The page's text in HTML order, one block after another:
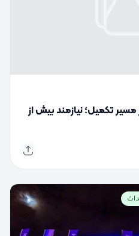
تکمیل؛ نیازمند بیش از